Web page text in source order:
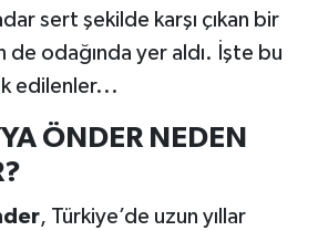
sert şekilde karşı çıkan bir
de odağında yer aldı. İşte bu
edilenler...
ÖNDER NEDEN
, Türkiye’de uzun yıllar